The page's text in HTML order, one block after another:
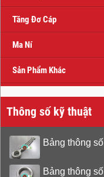
Tăng Đơ Cáp
Ma Ní
Sản Phẩm Khác
Thông số kỹ thuật
Bảng thông
Bảng thông